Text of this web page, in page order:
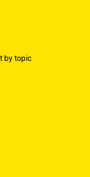
by topic